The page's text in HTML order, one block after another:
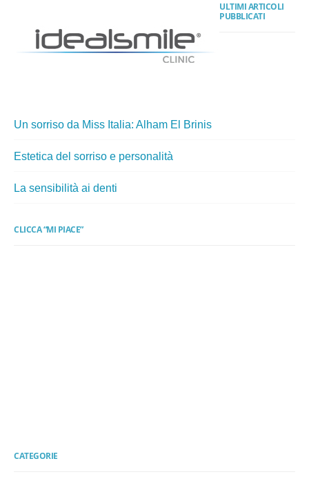
ULTIMI ARTICOLI
PUBBLICATI
Un sorriso da Miss Italia: Alham El Brinis
Estetica del sorriso e personalità
La sensibilità ai denti
CLICCA “MI PIACE”
CATEGORIE